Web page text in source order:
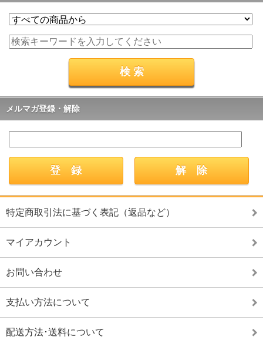
メルマガ登録・解除
特定商取引法に基づく表記（返品など）
マイアカウント
お問い合わせ
支払い方法について
配送方法･送料について